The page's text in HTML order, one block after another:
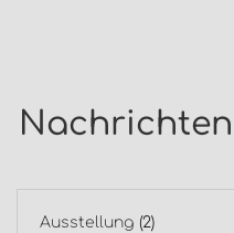
Ausstellung (2)